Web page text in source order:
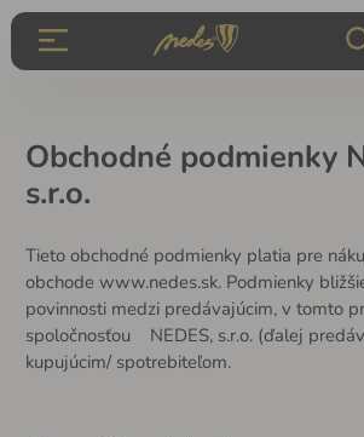
Obchodné podmienky
s.r.o.
Tieto obchodné podmienky platia pre
obchode www.nedes.sk. Podmienky
povinnosti medzi predávajúcim, v tomto
spoločnosťou NEDES, s.r.o. (ďalej
kupujúcim/ spotrebiteľom.